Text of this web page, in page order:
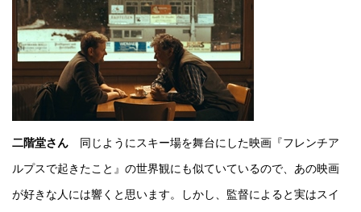
二階堂さん 同じようにスキー場を舞台にした映画『フレンチア
ルプスで起きたこと』の世界観にも似ていているので、あの映画
が好きな人には響くと思います。しかし、監督によると実はスイ